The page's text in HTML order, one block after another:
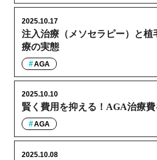
注入治療（メソセラピー）と植
療の実態
2025.10.17
AGA
賢く費用を抑える！AGA治療
2025.10.10
AGA
2025.10.08